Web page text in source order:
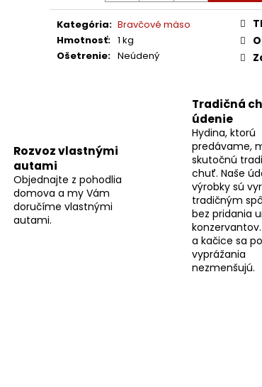
cena:
Kategória: Bravčové mäso
Hmotnosť: 1 kg
Ošetrenie: Neúdený
Rozvoz vlastnými
autami
Objednajte z pohodlia
domova a my Vám
doručíme vlastnými
autami.
Tradičná
údenie
Hydina, ktorú
predávame,
skutočnú
chuť. Naše
výrobky sú
tradičným
bez pridania
a kačice sa
vyprážania
nezmenšujú.
VYKŔMENÁ DOMÁCA HUS – LANDES